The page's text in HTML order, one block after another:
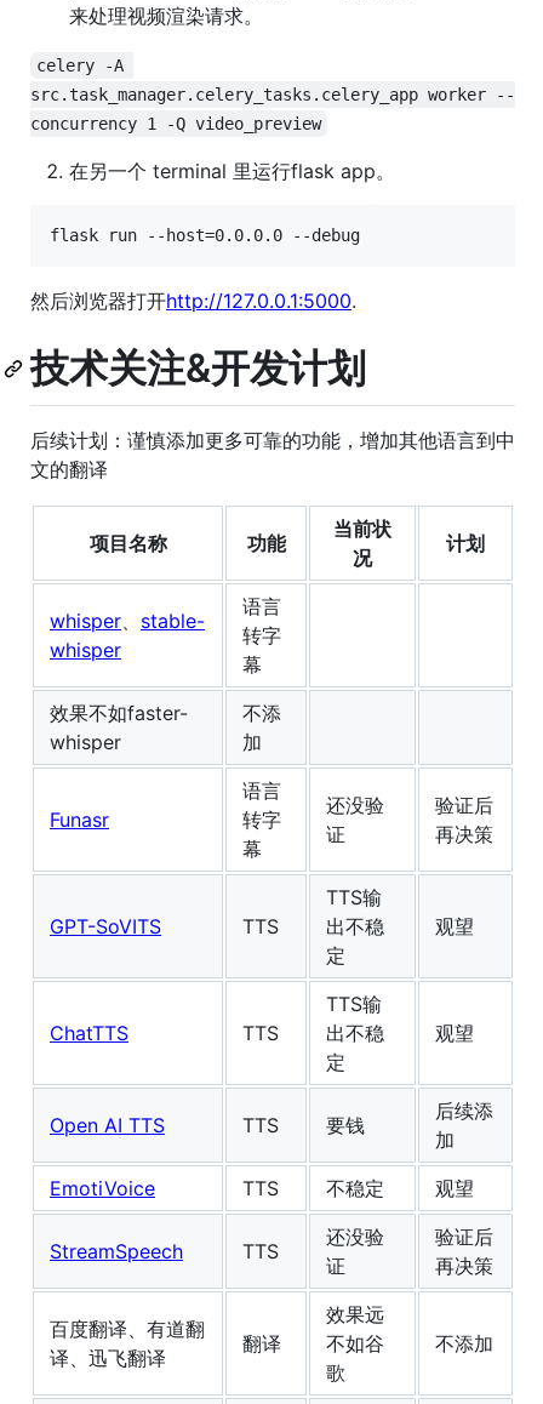
来处理视频渲染请求。
celery -A
src.task_manager.celery_tasks.celery_app worker --
concurrency 1 -Q video_preview
在另一个 terminal 里运行flask app。
然后浏览器打开http://127.0.0.1:5000.
技术关注&开发计划
后续计划：谨慎添加更多可靠的功能，增加其他语言到中
文的翻译
项目名称 功能
当前状
况
计划
whisper
stable-
whisper
语言
转字
幕
效果不如faster-
whisper
不添
加
Funasr
语言
转字
幕
还没验
证
验证后
再决策
GPT-SoVITS TTS
TTS输
出不稳
定
观望
ChatTTS TTS
TTS输
出不稳
定
观望
Open AI TTS TTS 要钱
后续添
加
EmotiVoice
TTS 不稳定 观望
StreamSpeech TTS
还没验
证
验证后
再决策
百度翻译、有道翻
译、迅飞翻译
翻译
效果远
不如谷
歌
不添加